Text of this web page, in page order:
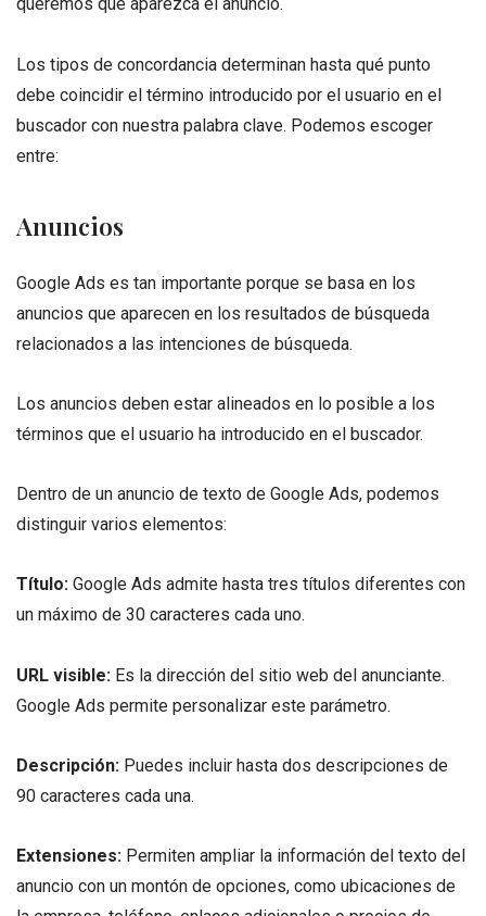
queremos que aparezca el anuncio.
Los tipos de concordancia determinan hasta qué punto
debe coincidir el término introducido por el usuario en el
buscador con nuestra palabra clave. Podemos escoger
entre:
Anuncios
Google Ads es tan importante porque se basa en los
anuncios que aparecen en los resultados de búsqueda
relacionados a las intenciones de búsqueda.
Los anuncios deben estar alineados en lo posible a los
términos que el usuario ha introducido en el buscador.
Dentro de un anuncio de texto de Google Ads, podemos
distinguir varios elementos:
Título: Google Ads admite hasta tres títulos diferentes con
un máximo de 30 caracteres cada uno.
URL visible: Es la dirección del sitio web del anunciante.
Google Ads permite personalizar este parámetro.
Descripción: Puedes incluir hasta dos descripciones de
90 caracteres cada una.
Extensiones: Permiten ampliar la información del texto del
anuncio con un montón de opciones, como ubicaciones de